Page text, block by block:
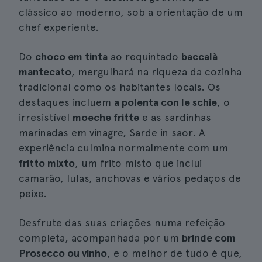
clássico ao moderno, sob a orientação de um
chef experiente.
Do choco em tinta ao requintado baccalà
mantecato, mergulhará na riqueza da cozinha
tradicional como os habitantes locais. Os
destaques incluem a polenta con le schie, o
irresistível moeche fritte e as sardinhas
marinadas em vinagre, Sarde in saor. A
experiência culmina normalmente com um
fritto mixto, um frito misto que inclui
camarão, lulas, anchovas e vários pedaços de
peixe.
Desfrute das suas criações numa refeição
completa, acompanhada por um brinde com
Prosecco ou vinho, e o melhor de tudo é que,